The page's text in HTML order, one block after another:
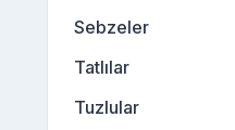
Sebzeler
Tatlılar
Tuzlular